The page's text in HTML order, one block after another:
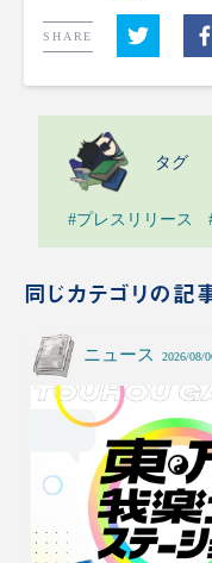
SHARE
タグ
#プレスリリース
同じカテゴリの記
ニュース 2026/08/